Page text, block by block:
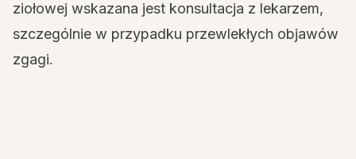
ziołowej wskazana jest konsultacja z lekarzem,
szczególnie w przypadku przewlekłych objawów
zgagi.